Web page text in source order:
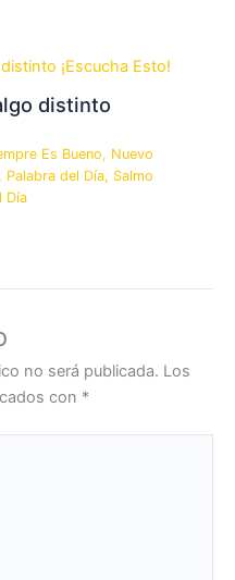
distinto
Es Bueno, Nuevo
, Palabra del Día, Salmo
Día
no será publicada. Los
con *